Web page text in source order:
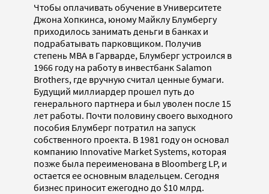
Чтобы оплачивать обучение в Университете
Джона Хопкинса, юному Майклу Блумбергу
приходилось занимать деньги в банках и
подрабатывать парковщиком. Получив
степень MBA в Гарварде, Блумберг устроился в
1966 году на работу в инвестбанк Salamon
Brothers, где вручную считал ценные бумаги.
Будущий миллиардер прошел путь до
генерального партнера и был уволен после 15
лет работы. Почти половину своего выходного
пособия Блумберг потратил на запуск
собственного проекта. В 1981 году он основал
компанию Innovative Market Systems, которая
позже была переименована в Bloomberg LP, и
остается ее основным владельцем. Сегодня
бизнес приносит ежегодно до $10 млрд.